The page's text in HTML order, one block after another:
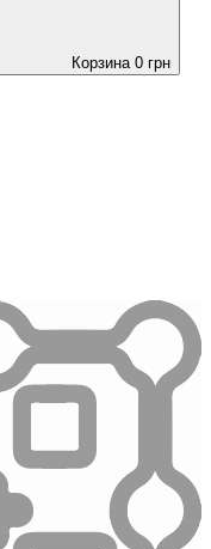
Корзина 0 грн